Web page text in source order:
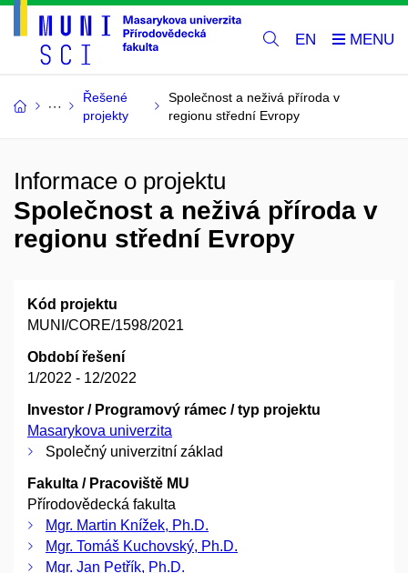
EN
Řešené
projekty
Společnost a neživá příroda v
regionu střední Evropy
Informace o projektu
Společnost a neživá příroda v
regionu střední Evropy
Kód projektu
MUNI/CORE/1598/2021
Období řešení
1/2022 - 12/2022
Investor / Programový rámec / typ projektu
Masarykova univerzita
Společný univerzitní základ
Fakulta / Pracoviště MU
Přírodovědecká fakulta
Mgr. Martin Knížek, Ph.D.
Mgr. Tomáš Kuchovský, Ph.D.
Mgr. Jan Petřík, Ph.D.